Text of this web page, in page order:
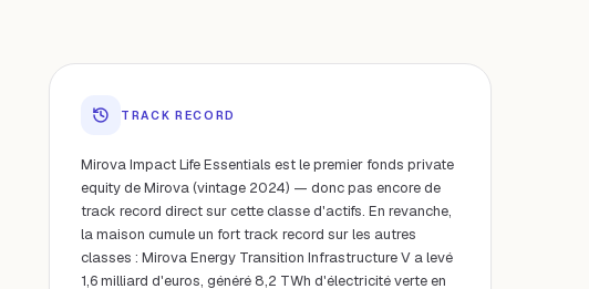
TRACK RECORD
Mirova Impact Life Essentials est le premier fonds private
equity de Mirova (vintage 2024) — donc pas encore de
track record direct sur cette classe d'actifs. En revanche,
la maison cumule un fort track record sur les autres
classes : Mirova Energy Transition Infrastructure V a levé
1,6 milliard d'euros, généré 8,2 TWh d'électricité verte en